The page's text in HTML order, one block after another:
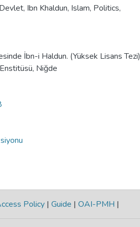
Devlet, Ibn Khaldun, Islam, Politics,
İbn-i Haldun. (Yüksek Lisans Tezi)
Niğde
Policy | Guide | OAI-PMH |